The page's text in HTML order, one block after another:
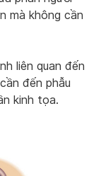
mà không cần
liên quan đến
đến phẫu
kinh tọa.